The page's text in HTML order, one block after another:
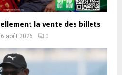
la vente des billets
6 août 2026 0